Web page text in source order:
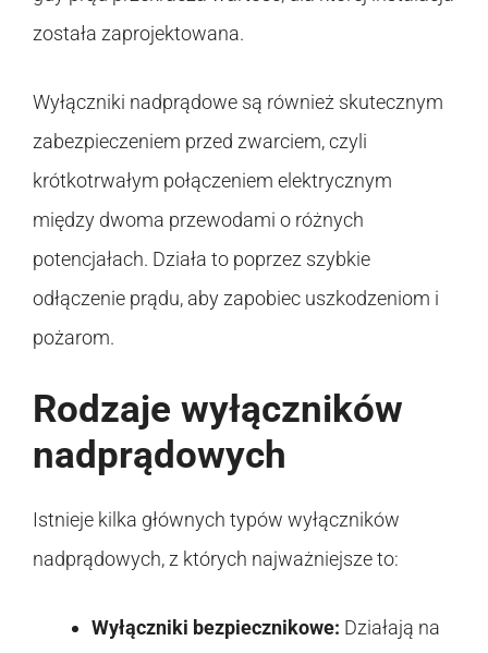
została zaprojektowana.
Wyłączniki nadprądowe są również skutecznym
zabezpieczeniem przed zwarciem, czyli
krótkotrwałym połączeniem elektrycznym
między dwoma przewodami o różnych
potencjałach. Działa to poprzez szybkie
odłączenie prądu, aby zapobiec uszkodzeniom i
pożarom.
Rodzaje wyłączników
nadprądowych
Istnieje kilka głównych typów wyłączników
nadprądowych, z których najważniejsze to:
Wyłączniki bezpiecznikowe: Działają na